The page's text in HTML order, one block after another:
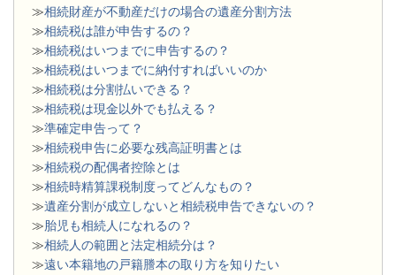
≫相続財産が不動産だけの場合の遺産分割方法
≫相続税は誰が申告するの？
≫相続税はいつまでに申告するの？
≫相続税はいつまでに納付すればいいのか
≫相続税は分割払いできる？
≫相続税は現金以外でも払える？
≫準確定申告って？
≫相続税申告に必要な残高証明書とは
≫相続税の配偶者控除とは
≫相続時精算課税制度ってどんなもの？
≫遺産分割が成立しないと相続税申告できないの？
≫胎児も相続人になれるの？
≫相続人の範囲と法定相続分は？
≫遠い本籍地の戸籍謄本の取り方を知りたい